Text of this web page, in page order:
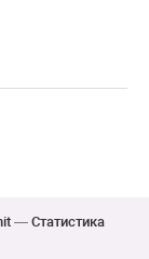
— Статистика